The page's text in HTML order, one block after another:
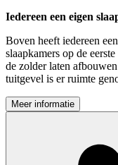
Iedereen een eigen
Boven heeft iedereen
slaapkamers op de
de zolder laten
tuitgevel is er ruimte
Meer informatie